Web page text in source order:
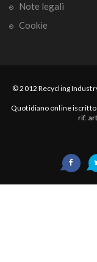
Note legali
Cookie
© 2012 Recycling
Quotidiano online iscritto
rif.